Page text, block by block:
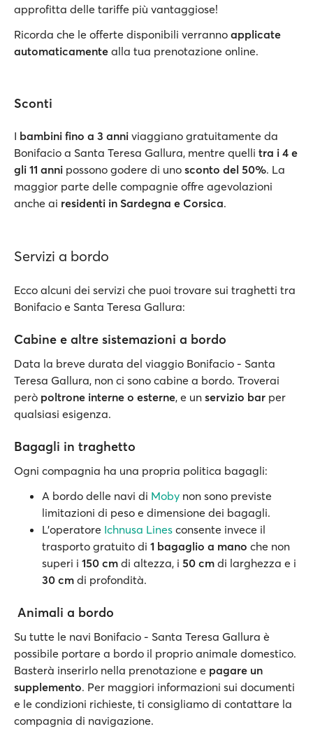
approfitta delle tariffe più vantaggiose!
Ricorda che le offerte disponibili verranno applicate
automaticamente alla tua prenotazione online.
Sconti
I bambini fino a 3 anni viaggiano gratuitamente da
Bonifacio a Santa Teresa Gallura, mentre quelli tra i 4 e
gli 11 anni possono godere di uno sconto del 50%. La
maggior parte delle compagnie offre agevolazioni
anche ai residenti in Sardegna e Corsica.
Servizi a bordo
Ecco alcuni dei servizi che puoi trovare sui traghetti tra
Bonifacio e Santa Teresa Gallura:
Cabine e altre sistemazioni a bordo
Data la breve durata del viaggio Bonifacio - Santa
Teresa Gallura, non ci sono cabine a bordo. Troverai
però poltrone interne o esterne, e un servizio bar per
qualsiasi esigenza.
Bagagli in traghetto
Ogni compagnia ha una propria politica bagagli:
A bordo delle navi di Moby non sono previste
limitazioni di peso e dimensione dei bagagli.
L'operatore Ichnusa Lines consente invece il
trasporto gratuito di 1 bagaglio a mano che non
superi i 150 cm di altezza, i 50 cm di larghezza e i
30 cm di profondità.
Animali a bordo
Su tutte le navi Bonifacio - Santa Teresa Gallura è
possibile portare a bordo il proprio animale domestico.
Basterà inserirlo nella prenotazione e pagare un
supplemento. Per maggiori informazioni sui documenti
e le condizioni richieste, ti consigliamo di contattare la
compagnia di navigazione.